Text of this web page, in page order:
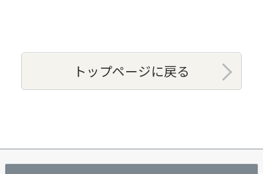
トップページに戻る